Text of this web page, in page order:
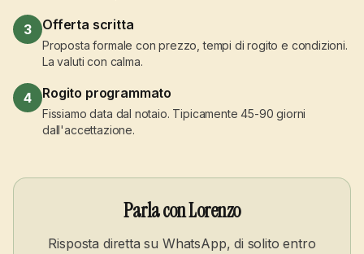
3 Offerta scritta
Proposta formale con prezzo, tempi di rogito e condizioni.
La valuti con calma.
4 Rogito programmato
Fissiamo data dal notaio. Tipicamente 45-90 giorni
dall'accettazione.
Parla con Lorenzo
Risposta diretta su WhatsApp, di solito entro